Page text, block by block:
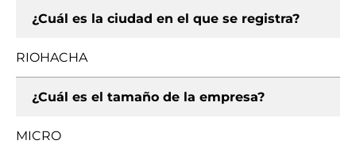
¿Cuál es la ciudad en el que se registra?
RIOHACHA
¿Cuál es el tamaño de la empresa?
MICRO